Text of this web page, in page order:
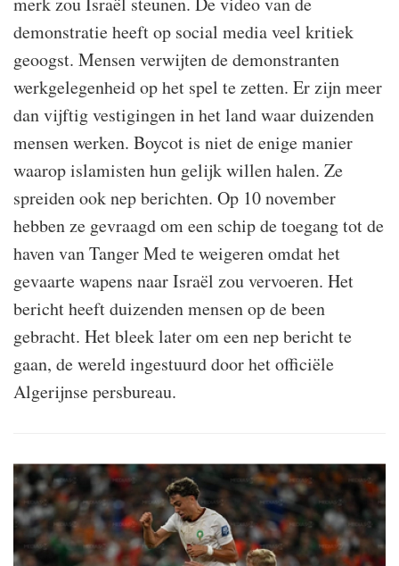
demonstratie heeft op social media veel kritiek
geoogst. Mensen verwijten de demonstranten
werkgelegenheid op het spel te zetten. Er zijn meer
dan vijftig vestigingen in het land waar duizenden
mensen werken. Boycot is niet de enige manier
waarop islamisten hun gelijk willen halen. Ze
spreiden ook nep berichten. Op 10 november
hebben ze gevraagd om een schip de toegang tot de
haven van TangerMedte weigeren omdat het
gevaarte wapens naar Israël zou vervoeren. Het
bericht heeft duizenden mensen op de been
gebracht. Het bleek later om een nep bericht te
gaan, de wereld ingestuurd door het officiële
Algerijnse persbureau.